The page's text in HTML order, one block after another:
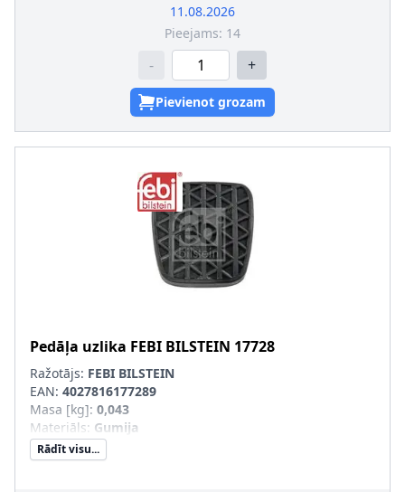
11.08.2026
Pieejams: 14
- +
Pievienot grozam
Pedāļa uzlika FEBI BILSTEIN 17728
Ražotājs: FEBI BILSTEIN
EAN: 4027816177289
Masa [kg]: 0,043
Materiāls: Gumija
Rādīt visu...